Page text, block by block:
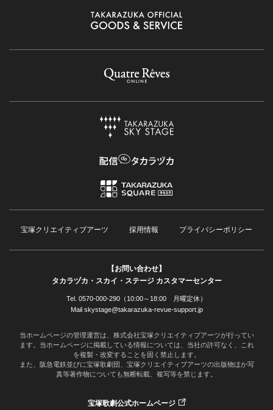
宝塚クリエイティブアーツ 採用情報 プライバシーポリシー
【お問い合わせ】
タカラヅカ・スカイ・ステージ カスタマーセンター
Tel. 0570-000-290（10:00～18:00 月曜定休）
Mail skystage@takarazuka-revue-support.jp
当ホームページの管理運営は、株式会社宝塚クリエイティブアーツが行ってい
ます。当ホームページに掲載している情報については、当社の許可なく、これ
を複製・改変することを固く禁止します。
また、阪急電鉄並びに宝塚歌劇団、宝塚クリエイティブアーツの出版物ほか写
真等著作物についても無断転載、複写等を禁じます。
宝塚歌劇公式ホームページ